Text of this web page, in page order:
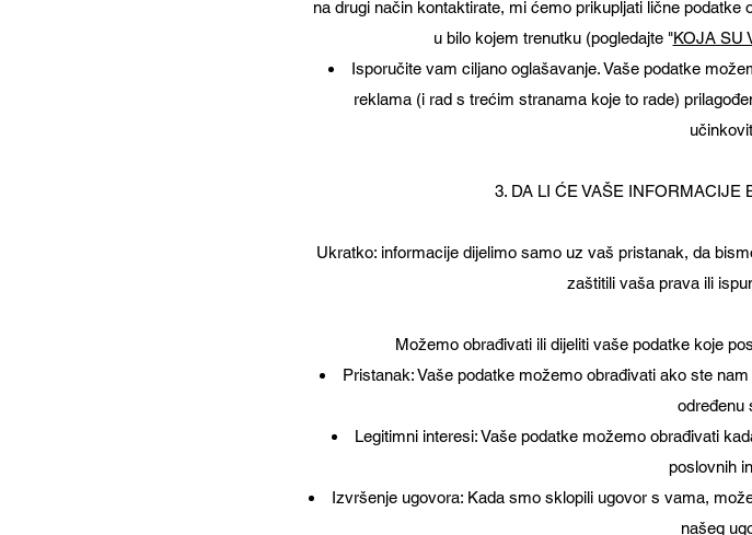
na drugi način kontaktirate, mi ćemo prikupljati lične
u bilo kojem trenutku (pogledajte "KOJA SU
Isporučite vam ciljano oglašavanje. Vaše podatke
reklama (i rad s trećim stranama koje to rade)
3. DA LI ĆE VAŠE INFORMACIJE
Ukratko: informacije dijelimo samo uz vaš pristanak, da
zaštitili vaša prava ili
Možemo obrađivati ili dijeliti vaše podatke koje
Pristanak: Vaše podatke možemo obrađivati ako ste
određenu
Legitimni interesi: Vaše podatke možemo obrađivati
poslovnih
Izvršenje ugovora: Kada smo sklopili ugovor s vama,
našeg